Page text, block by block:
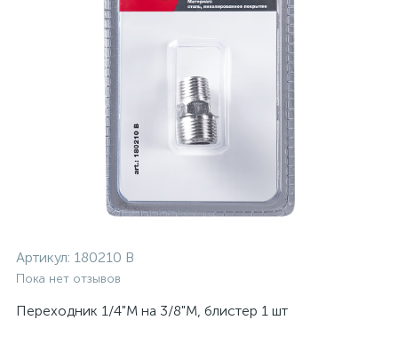
Артикул: 180210 B
Пока нет отзывов
Переходник 1/4"M на 3/8"М, блистер 1 шт